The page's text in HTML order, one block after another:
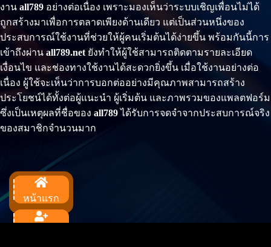
งาน all789 อย่างต่อเนื่อง เพราะมองเห็นว่าระบบเชิญเพื่อนไม่ได้
ถูกสร้างมาเพื่อการตลาดเพียงด้านเดียว แต่เป็นส่วนหนึ่งของ
ประสบการณ์ใช้งานที่ช่วยให้ผู้คนเริ่มต้นได้ง่ายขึ้น พร้อมกันนี้การ
เข้าถึงผ่าน all789.net ยังทำให้ผู้ใช้สามารถติดตามรายละเอียด
เงื่อนไข และช่องทางใช้งานได้สะดวกยิ่งขึ้น เมื่อใช้งานอย่างต่อ
เนื่อง ผู้ใช้จะเห็นว่าการบอกต่ออย่างมีคุณภาพสามารถสร้าง
ประโยชน์ได้ทั้งต่อผู้แนะนำ ผู้เริ่มต้น และภาพรวมของแพลตฟอร์ม
ซึ่งเป็นเหตุผลที่ชื่อของ all789ได้รับการจดจำจากประสบการณ์จริง
ของสมาชิกจำนวนมาก
หน้าแรก